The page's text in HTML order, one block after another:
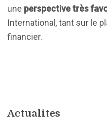
une perspective très
International, tant sur le
financier.
Actualites